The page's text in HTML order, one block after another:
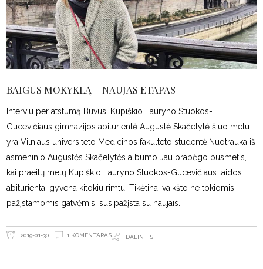
BAIGUS MOKYKLĄ – NAUJAS ETAPAS
Interviu per atstumą Buvusi Kupiškio Lauryno Stuokos-
Gucevičiaus gimnazijos abiturientė Augustė Skačelytė šiuo metu
yra Vilniaus universiteto Medicinos fakulteto studentė.Nuotrauka iš
asmeninio Augustės Skačelytės albumo Jau prabėgo pusmetis,
kai praeitų metų Kupiškio Lauryno Stuokos-Gucevičiaus laidos
abiturientai gyvena kitokiu rimtu. Tikėtina, vaikšto ne tokiomis
pažįstamomis gatvėmis, susipažįsta su naujais
2019-01-30 1 KOMENTARAS DALINTIS